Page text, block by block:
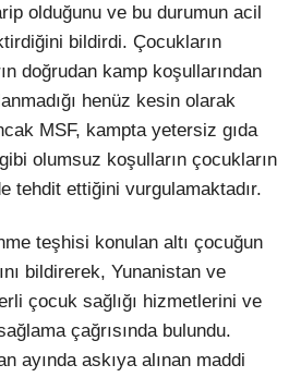
olduğunu ve bu durumun acil
bildirdi. Çocukların
doğrudan kamp koşullarından
henüz kesin olarak
MSF, kampta yetersiz gıda
olumsuz koşulların çocukların
tehdit ettiğini vurgulamaktadır.
teşhisi konulan altı çocuğun
bildirerek, Yunanistan ve
çocuk sağlığı hizmetlerini ve
çağrısında bulundu.
ayında askıya alınan maddi